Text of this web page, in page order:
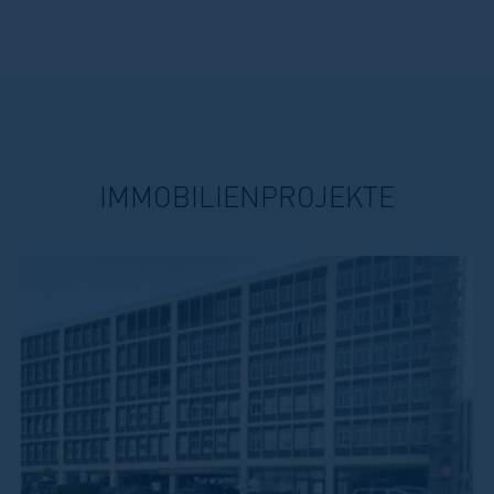
ein Angebot zur Durchführung oder Beendigung
einer Investition oder eine Einladung oder ein
Angebot zur Durchführung einer anderen
Transaktion dar. Die auf der Website
bereitgestellten Informationen und Meinungen
stellen keine Empfehlungen oder
andere Angelegenheiten dar und sind in keiner
IMMOBILIENPROJEKTE